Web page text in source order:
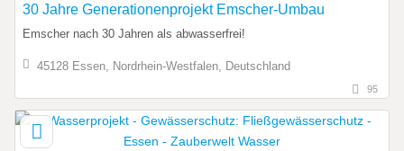
30 Jahre Generationenprojekt Emscher-Umbau
Emscher nach 30 Jahren als abwasserfrei!
45128 Essen, Nordrhein-Westfalen, Deutschland
95